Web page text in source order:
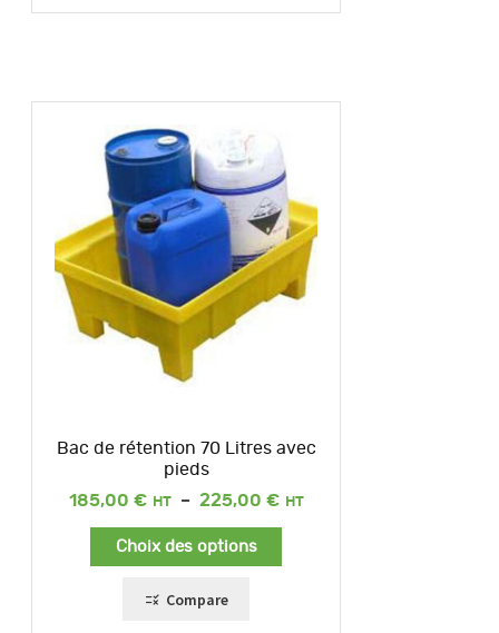
Bac de rétention 70 Litres avec
pieds
185,00 € – 225,00 €
Plage
Choix des options
Compare